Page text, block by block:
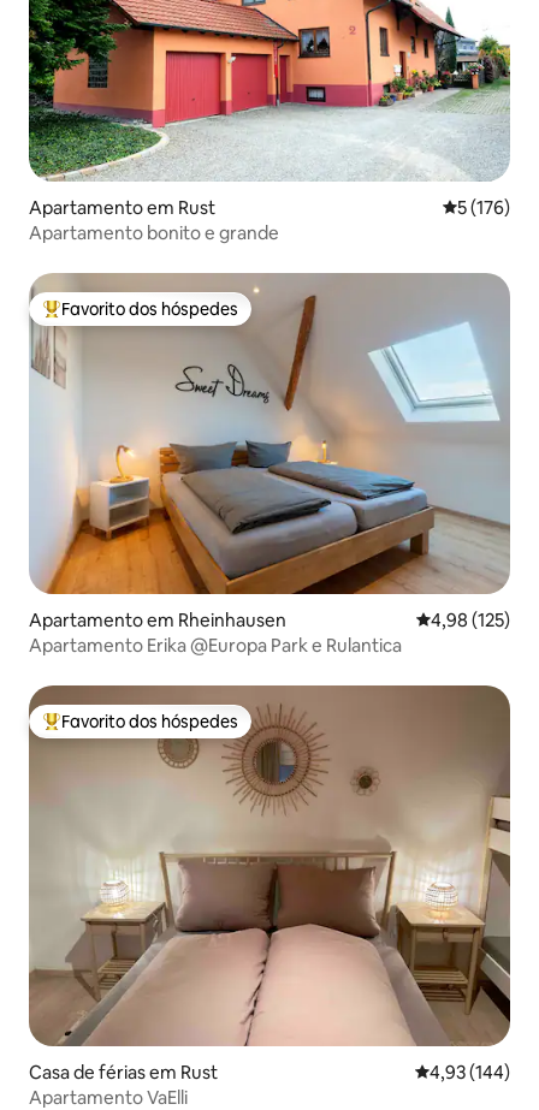
Apartamento em Rust
5 (176)
Apartamento bonito e grande
Favoritos dos hóspedes mais apreciados
Favorito dos hóspedes
Apartamento em Rheinhausen Classificação
4,98 (125)
Apartamento Erika @Europa Park e Rulantica
Favoritos dos hóspedes mais apreciados
Favorito dos hóspedes
Casa de férias em Rust Classificação
4,93 (144)
Apartamento VaElli